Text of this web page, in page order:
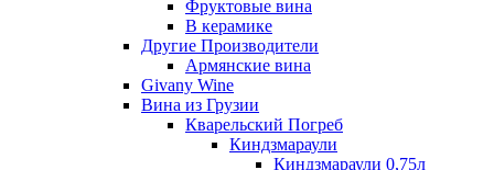
Фруктовые вина
В керамике
Другие Производители
Армянские вина
Givany Wine
Вина из Грузии
Кварельский Погреб
Киндзмараули
Киндзмараули 0,75л